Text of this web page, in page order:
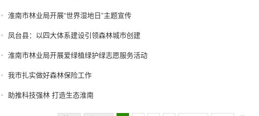
淮南市林业局开展“世界湿地日”主题宣传
凤台县：以四大体系建设引领森林城市创建
淮南市林业局开展爱绿植绿护绿志愿服务活动
我市扎实做好森林保险工作
助推科技强林 打造生态淮南